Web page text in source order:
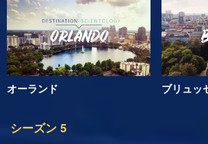
オーランド ブリュッ
シーズン 5